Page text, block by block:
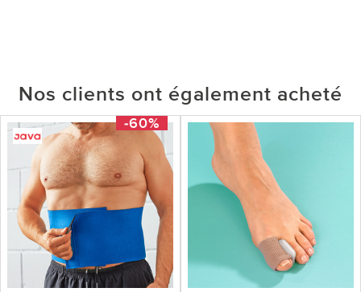
Nos clients ont également acheté
-60%